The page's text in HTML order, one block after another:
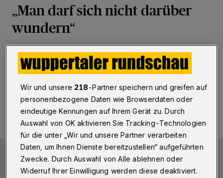
„Man darf sich nicht darüber
wundern“
Betr.: Radeln und Scootern auf Gehwegen
Eine Minute Lesezeit
Wir und unsere 218-Partner speichern und greifen auf
personenbezogene Daten wie Browserdaten oder
eindeutige Kennungen auf Ihrem Gerät zu. Durch
Auswahl von OK aktivieren Sie Tracking-Technologien
für die unter „Wir und unsere Partner verarbeiten
Daten, um Ihnen Dienste bereitzustellen“ aufgeführten
Zwecke. Durch Auswahl von Alle ablehnen oder
Widerruf Ihrer Einwilligung werden diese deaktiviert.